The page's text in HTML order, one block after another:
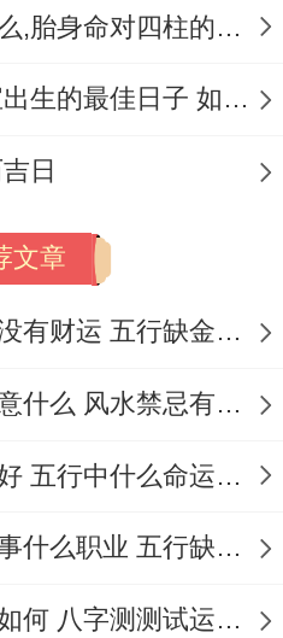
数达98分，值日位青
日干支位甲午,岁煞在
...在这一天的宜忌许
婚，祭祀、祈福，雕
，出行、开工，会亲
，造畜稠、牧养；忌
造屋、造船。
历十月十四）在这一
星（金）-吉神，五
八字中的胎命身是什么,胎身命对四柱的影响
2024年农历12月宝宝出生的最佳日子 如何挑选适合的吉日
日
文章
五行缺金的人是不是没有财运 五行缺金的人命运好不好
五行缺火的人需要注意什么 风水禁忌有哪些
五行属什么的命运最好 五行中什么命运势旺盛
五行缺火的人适合从事什么职业 五行缺火的人适合从事的职业有哪些
如何测试自己的运势如何 八字测测试运运程